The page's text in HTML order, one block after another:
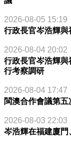
2026-08-05 15:19
行政長官岑浩輝
2026-08-04 20:02
行政長官岑浩輝
行考察調研
2026-08-04 17:47
閩澳合作會議第
2026-08-03 22:03
岑浩輝在福建廈